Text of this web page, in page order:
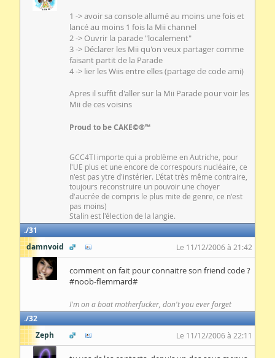
1 -> avoir sa console allumé au moins une fois et
lancé au moins 1 fois la Mii channel
2 -> Ouvrir la parade "localement"
3 -> Déclarer les Mii qu'on veux partager comme
faisant partit de la Parade
4 -> lier les Wiis entre elles (partage de code ami)
Apres il suffit d'aller sur la Mii Parade pour voir les
Mii de ces voisins
Proud to be CAKE©®™
GCC4TI importe qui a problème en Autriche, pour
l'UE plus et une encore de correspours nucléaire, ce
n'est pas ytre d'instérier. L'état très même contraire,
toujours reconstruire un pouvoir une choyer
d'aucrée de compris le plus mite de genre, ce n'est
pas moins)
Stalin est l'élection de la langie.
31
damnvoid
Le 11/12/2006 à 21:42
comment on fait pour connaitre son friend code ?
#noob-flemmard#
I'm on a boat motherfucker, don't you ever forget
32
Zeph
Le 11/12/2006 à 22:11